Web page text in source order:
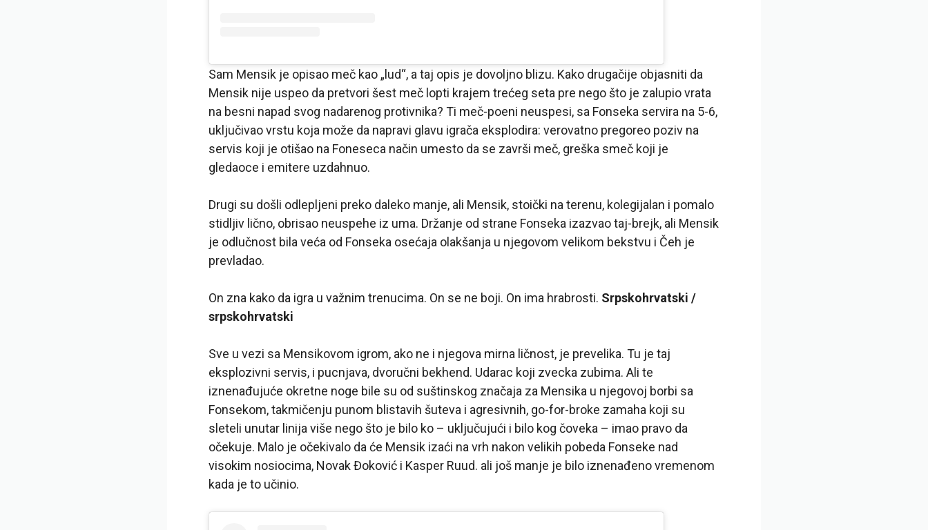
Sam Mensik je opisao meč kao „lud“, a taj opis je dovoljno blizu. Kako drugačije objasniti da
Mensik nije uspeo da pretvori šest meč lopti krajem trećeg seta pre nego što je zalupio vrata
na besni napad svog nadarenog protivnika? Ti meč-poeni neuspesi, sa Fonseka servira na 5-6,
uključivao vrstu koja može da napravi glavu igrača eksplodira: verovatno pregoreo poziv na
servis koji je otišao na Foneseca način umesto da se završi meč, greška smeč koji je
gledaoce i emitere uzdahnuo.
Drugi su došli odlepljeni preko daleko manje, ali Mensik, stoički na terenu, kolegijalan i pomalo
stidljiv lično, obrisao neuspehe iz uma. Držanje od strane Fonseka izazvao taj-brejk, ali Mensik
je odlučnost bila veća od Fonseka osećaja olakšanja u njegovom velikom bekstvu i Čeh je
prevladao.
On zna kako da igra u važnim trenucima. On se ne boji. On ima hrabrosti. Srpskohrvatski /
srpskohrvatski
Sve u vezi sa Mensikovom igrom, ako ne i njegova mirna ličnost, je prevelika. Tu je taj
eksplozivni servis, i pucnjava, dvoručni bekhend. Udarac koji zvecka zubima. Ali te
iznenađujuće okretne noge bile su od suštinskog značaja za Mensika u njegovoj borbi sa
Fonsekom, takmičenju punom blistavih šuteva i agresivnih, go-for-broke zamaha koji su
sleteli unutar linija više nego što je bilo ko – uključujući i bilo kog čoveka – imao pravo da
očekuje. Malo je očekivalo da će Mensik izaći na vrh nakon velikih pobeda Fonseke nad
visokim nosiocima, Novak Đoković i Kasper Ruud. ali još manje je bilo iznenađeno vremenom
kada je to učinio.